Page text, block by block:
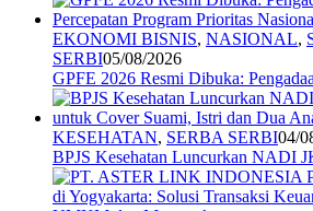
EKONOMI BISNIS, NASIONAL,
SERBI05/08/2026
GPFE 2026 Resmi Dibuka:
KESEHATAN, SERBA SERBI04/
BPJS Kesehatan Luncurkan NADI